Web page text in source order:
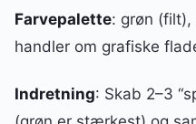
Farvepalette: grøn
handler om grafiske
Indretning: Skab 2–3